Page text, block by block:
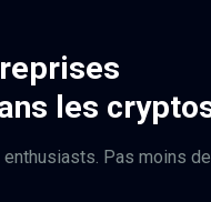
les
Pas moins